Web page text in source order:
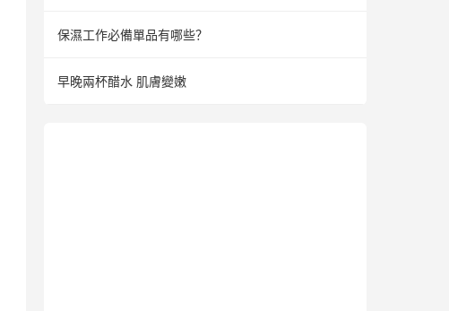
保濕工作必備單品有哪些？
早晚兩杯醋水 肌膚變嫩